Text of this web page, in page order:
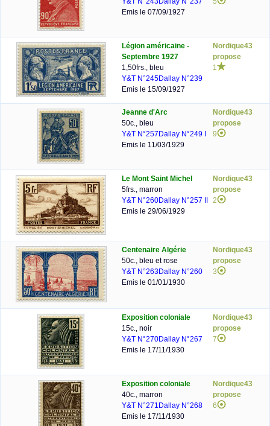
Emis le 07/09/1927
Légion américaine -
Septembre 1927
1,50frs., bleu
Y&T N°245Dallay N°239
Emis le 15/09/1927
Nordique43
propose
1
Jeanne d'Arc
50c., bleu
Y&T N°257 Dallay N°249 I
Emis le 11/03/1929
Nordique43
propose
9
Le Mont Saint Michel
5frs., marron
Y&T N°260Dallay N°257 II
Emis le 29/06/1929
Nordique43
propose
2
Centenaire Algérie
50c., bleu et rose
Y&T N°263Dallay N°260
Emis le 01/01/1930
Nordique43
propose
3
Exposition coloniale
15c., noir
Y&T N°270Dallay N°267
Emis le 17/11/1930
Nordique43
propose
7
Exposition coloniale
40c., marron
Y&T N°271 Dallay N°268
Emis le 17/11/1930
Nordique43
propose
6